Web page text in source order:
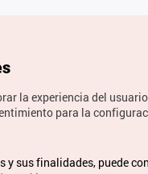
de Corea. Todos los
la experiencia del
para la
y sus finalidades, puede